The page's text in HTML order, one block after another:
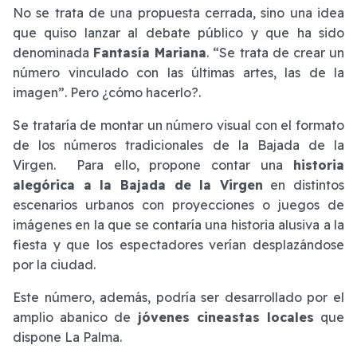
No se trata de una propuesta cerrada, sino una idea
que quiso lanzar al debate público y que ha sido
denominada Fantasía Mariana. “Se trata de crear un
número vinculado con las últimas artes, las de la
imagen”. Pero ¿cómo hacerlo?.
Se trataría de montar un número visual con el formato
de los números tradicionales de la Bajada de la
Virgen. Para ello, propone contar una historia
alegórica a la Bajada de la Virgen en distintos
escenarios urbanos con proyecciones o juegos de
imágenes en la que se contaría una historia alusiva a la
fiesta y que los espectadores verían desplazándose
por la ciudad.
Este número, además, podría ser desarrollado por el
amplio abanico de jóvenes cineastas locales que
dispone La Palma.